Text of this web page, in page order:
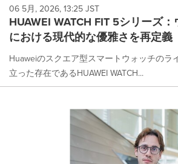
06 5月, 2026, 13:25 JST
HUAWEI WATCH FIT 5シリーズ
における現代的な優雅さを再定義
Huaweiのスクエア型スマートウォッチのラ
立った存在であるHUAWEI WATCH...